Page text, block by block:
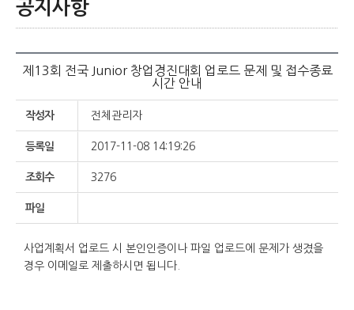
공지사항
제13회 전국 Junior 창업경진대회 업로드 문제 및 접수종료
시간 안내
작성자 전체관리자
등록일 2017-11-08 14:19:26
조회수 3276
파일
사업계획서 업로드 시 본인인증이나 파일 업로드에 문제가 생겼을
경우 이메일로 제출하시면 됩니다.